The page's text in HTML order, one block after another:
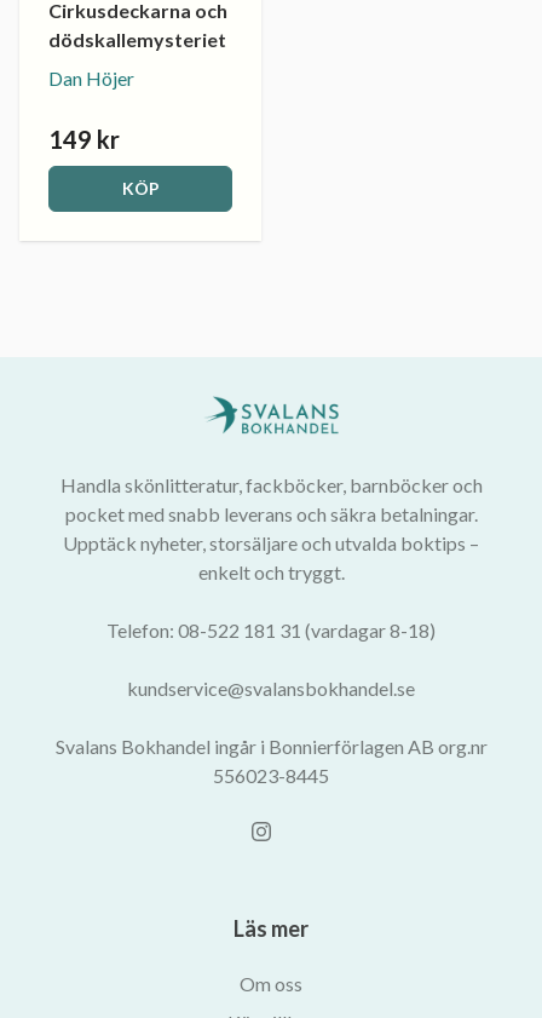
Cirkusdeckarna och
dödskallemysteriet
Dan Höjer
149 kr
KÖP
Handla skönlitteratur, fackböcker, barnböcker och
pocket med snabb leverans och säkra betalningar.
Upptäck nyheter, storsäljare och utvalda boktips –
enkelt och tryggt.
Telefon: 08-522 181 31 (vardagar 8-18)
kundservice@svalansbokhandel.se
Svalans Bokhandel ingår i Bonnierförlagen AB org.nr
556023-8445
Läs mer
Om oss